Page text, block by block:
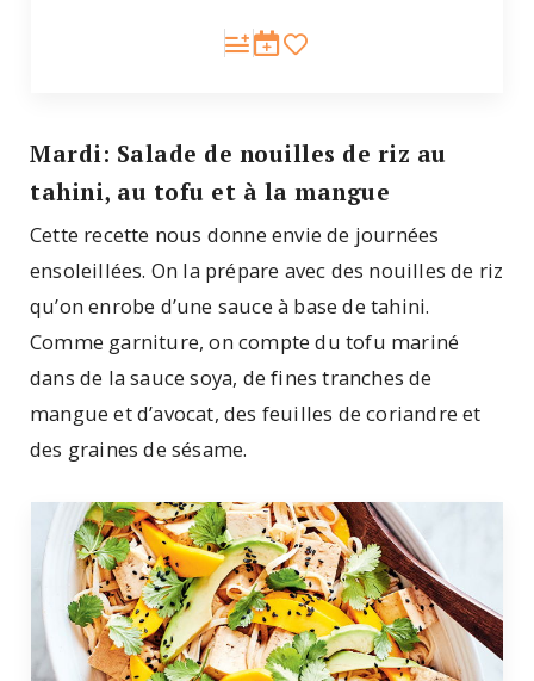
Mardi: Salade de nouilles de riz au
tahini, au tofu et à la mangue
Cette recette nous donne envie de journées
ensoleillées. On la prépare avec des nouilles de riz
qu’on enrobe d’une sauce à base de tahini.
Comme garniture, on compte du tofu mariné
dans de la sauce soya, de fines tranches de
mangue et d’avocat, des feuilles de coriandre et
des graines de sésame.